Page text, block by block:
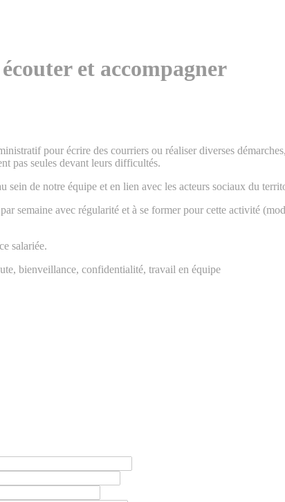
et accompagner
pour écrire des courriers ou réaliser diverses
pas seules devant leurs difficultés.
de notre équipe et en lien avec les acteurs sociaux du
semaine avec régularité et à se former pour cette activité
salariée.
bienveillance, confidentialité, travail en équipe